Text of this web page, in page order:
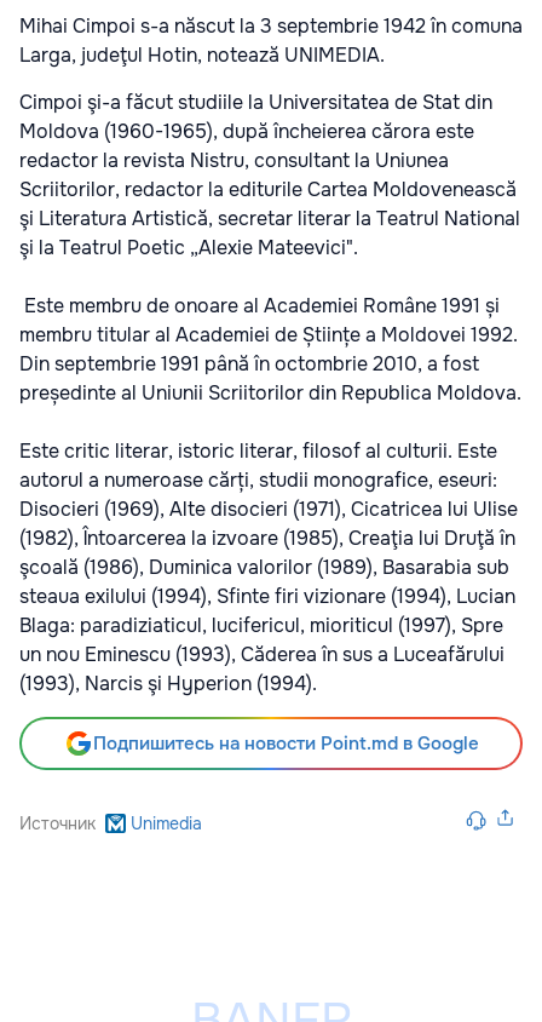
Mihai Cimpoi s-a născut la 3 septembrie 1942 în comuna
Larga, judeţul Hotin, notează UNIMEDIA.
Cimpoi şi-a făcut studiile la Universitatea de Stat din
Moldova (1960-1965), după încheierea cărora este
redactor la revista Nistru, consultant la Uniunea
Scriitorilor, redactor la editurile Cartea Moldovenească
şi Literatura Artistică, secretar literar la Teatrul National
şi la Teatrul Poetic „Alexie Mateevici".
Este membru de onoare al Academiei Române 1991 și
membru titular al Academiei de Științe a Moldovei 1992.
Din septembrie 1991 până în octombrie 2010, a fost
președinte al Uniunii Scriitorilor din Republica Moldova.
Este critic literar, istoric literar, filosof al culturii. Este
autorul a numeroase cărți, studii monografice, eseuri:
Disocieri (1969), Alte disocieri (1971), Cicatricea lui Ulise
(1982), Întoarcerea la izvoare (1985), Creaţia lui Druţă în
şcoală (1986), Duminica valorilor (1989), Basarabia sub
steaua exilului (1994), Sfinte firi vizionare (1994), Lucian
Blaga: paradiziaticul, lucifericul, mioriticul (1997), Spre
un nou Eminescu (1993), Căderea în sus a Luceafărului
(1993), Narcis şi Hyperion (1994).
Подпишитесь на новости Point.md в Google
Источник Unimedia